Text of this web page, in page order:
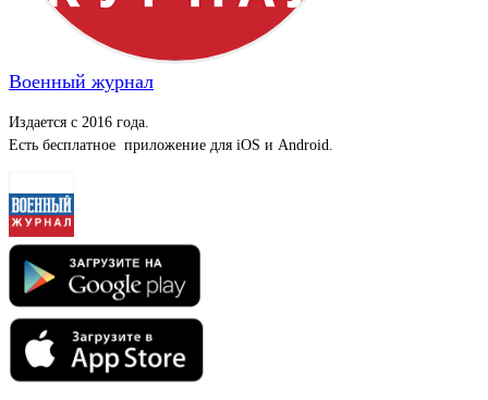
Военный журнал
Издается с 2016 года.
Есть бесплатное приложение для iOS и Android.